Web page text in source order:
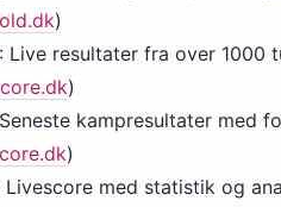
)
: Live resultater fra over 1000
)
kampresultater med
)
Livescore med statistik og